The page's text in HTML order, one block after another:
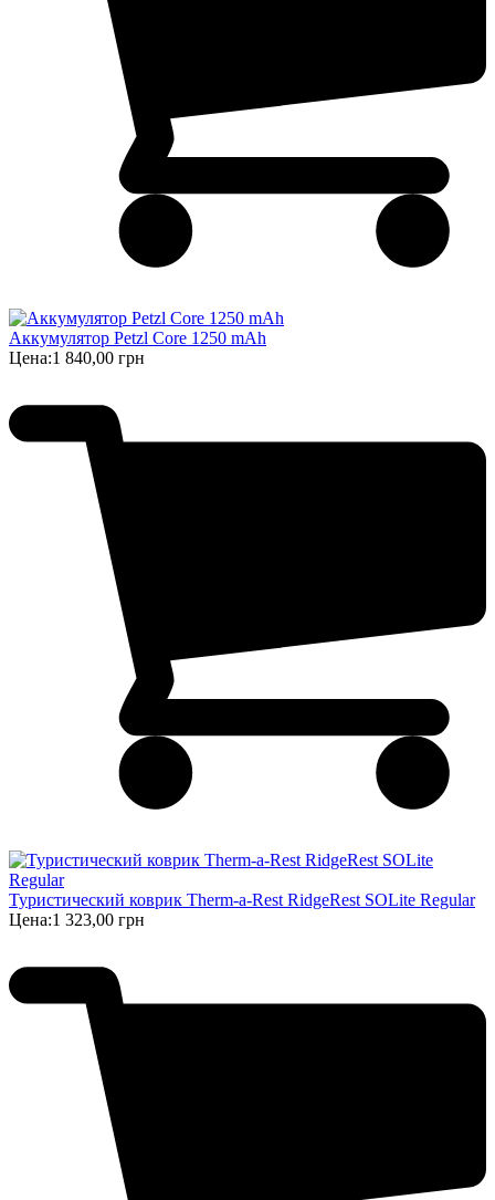
Аккумулятор Petzl Core 1250 mAh
Цена:1 840,00 грн
Туристический коврик Therm-a-Rest RidgeRest SOLite Regular
Цена:1 323,00 грн